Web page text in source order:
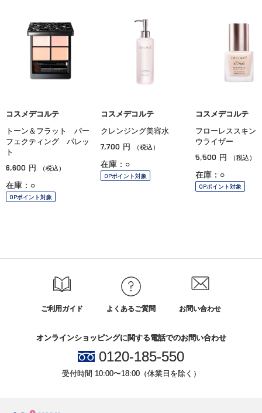
コスメデコルテ
トーン＆フラット パー
フェクティング パレッ
ト
6,600 円 （税込）
在庫：○
OPポイント対象
コスメデコルテ
クレンジング美容水
7,700 円 （税込）
在庫：○
OPポイント対象
コスメデコルテ
フローレススキ
ウライザー
5,500 円 （税込）
在庫：○
OPポイント対象
ご利用ガイド よくあるご質問 お問い合わせ
オンラインショッピングに関する電話でのお問い合わせ
0120-185-550
受付時間 10:00〜18:00（休業日を除く）